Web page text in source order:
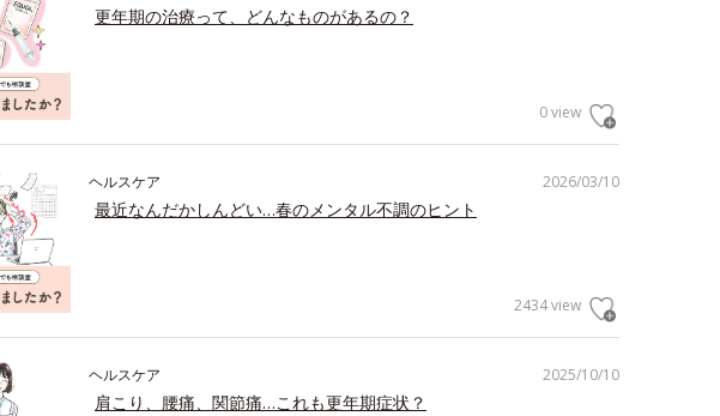
更年期の治療って、どんなものがあるの？
0 view
2026/03/10
ヘルスケア
最近なんだかしんどい…春のメンタル不調のヒント
2434 view
2025/10/10
ヘルスケア
肩こり、腰痛、関節痛…これも更年期症状？